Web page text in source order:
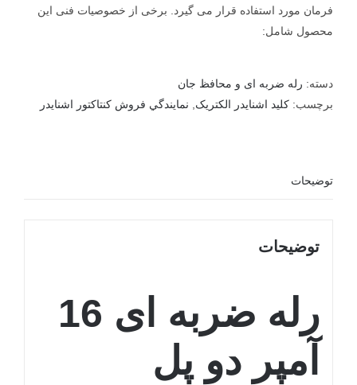
فرمان مورد استفاده قرار می گیرد. برخی از خصوصیات فنی این
محصول شامل:
دسته: رله ضربه ای و محافظ جان
برچسب: کليد اشنايدر الکتريک نمايندگي فروش کنتاکتور اشنايدر
توضیحات
توضیحات
رله ضربه ای 16
آمپر دو پل